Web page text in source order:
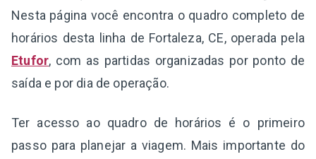
Nesta página você encontra o quadro completo de
horários desta linha de Fortaleza, CE, operada pela
Etufor, com as partidas organizadas por ponto de
saída e por dia de operação.
Ter acesso ao quadro de horários é o primeiro
passo para planejar a viagem. Mais importante do